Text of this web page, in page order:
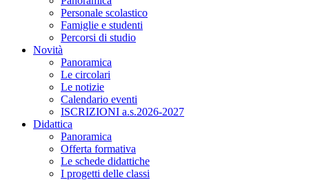
Personale scolastico
Famiglie e studenti
Percorsi di studio
Novità
Panoramica
Le circolari
Le notizie
Calendario eventi
ISCRIZIONI a.s.2026-2027
Didattica
Panoramica
Offerta formativa
Le schede didattiche
I progetti delle classi